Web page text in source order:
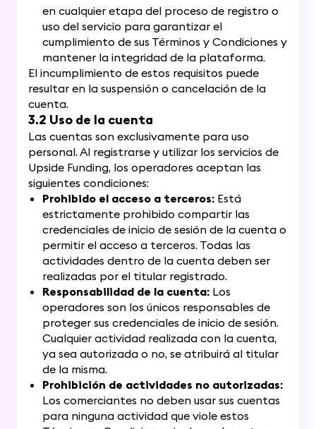
en cualquier etapa del proceso de registro o
uso del servicio para garantizar el
cumplimiento de sus Términos y Condiciones y
mantener la integridad de la plataforma.
El incumplimiento de estos requisitos puede
resultar en la suspensión o cancelación de la
cuenta.
3.2 Uso de la cuenta
Las cuentas son exclusivamente para uso
personal. Al registrarse y utilizar los servicios de
Upside Funding, los operadores aceptan las
siguientes condiciones:
Prohibido el acceso a terceros: Está
estrictamente prohibido compartir las
credenciales de inicio de sesión de la cuenta o
permitir el acceso a terceros. Todas las
actividades dentro de la cuenta deben ser
realizadas por el titular registrado.
Responsabilidad de la cuenta: Los
operadores son los únicos responsables de
proteger sus credenciales de inicio de sesión.
Cualquier actividad realizada con la cuenta,
ya sea autorizada o no, se atribuirá al titular
de la misma.
Prohibición de actividades no autorizadas:
Los comerciantes no deben usar sus cuentas
para ninguna actividad que viole estos